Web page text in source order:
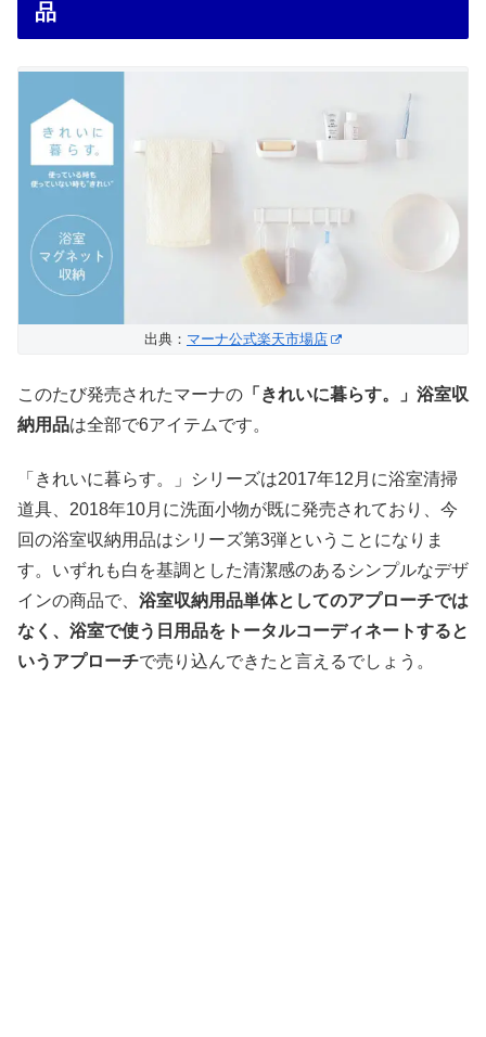
品
出典： マーナ公式楽天市場店
このたび発売されたマーナの 「きれいに暮らす。」浴室収
納用品は全部で6アイテムです。
「きれいに暮らす。」シリーズは2017年12月に浴室清掃
道具、2018年10月に洗面小物が既に発売されており、今
回の浴室収納用品はシリーズ第3弾ということになりま
す。いずれも白を基調とした清潔感のあるシンプルなデザ
インの商品で、 浴室収納用品単体としてのアプローチでは
なく、浴室で使う日用品をトータルコーディネートすると
いうアプローチで売り込んできたと言えるでしょう。